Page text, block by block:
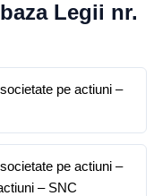
Legii nr.
pe actiuni –
pe actiuni –
– SNC